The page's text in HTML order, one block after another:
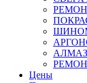
Цены